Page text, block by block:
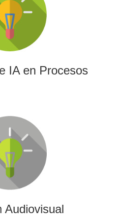
IA en Procesos
aprovechar el poder de los
más avanzadas para el
creación de contenidos.
Audiovisual
Audiovisual
de producción y edición
audiovisual: vídeos
audiovisual de eventos.